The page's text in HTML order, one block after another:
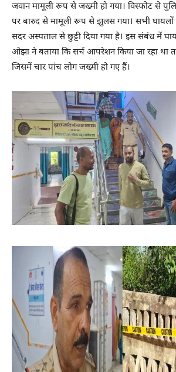
जवान मामूली रूप से जख्मी हो गया। विस्फोट से
पर बारुद से मामूली रूप से झुलस गया। सभी घायलों
सदर अस्पताल से छुट्टी दिया गया है। इस संबंध में
ओझा ने बताया कि सर्च आपरेशन किया जा रहा था
जिसमें चार पांच लोग जख्मी हो गए हैं।